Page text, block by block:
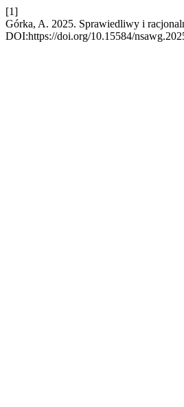
[1]
Górka, A. 2025. Sprawiedliwy i
DOI:https://doi.org/10.15584/